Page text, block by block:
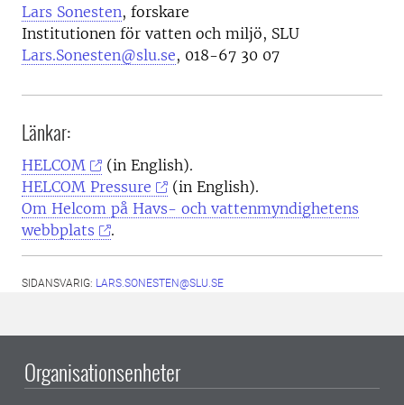
Lars Sonesten, forskare
Institutionen för vatten och miljö, SLU
Lars.Sonesten@slu.se, 018-67 30 07
Länkar:
HELCOM
(in English).
HELCOM Pressure
(in English).
Om Helcom på Havs- och vattenmyndighetens
webbplats
.
SIDANSVARIG: LARS.SONESTEN@SLU.SE
Organisationsenheter